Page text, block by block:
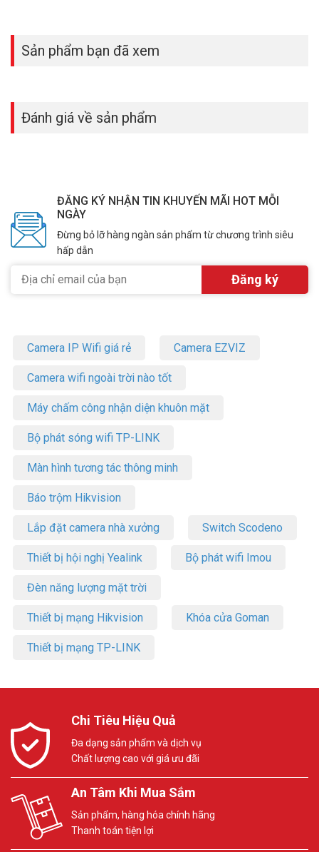
Sản phẩm bạn đã xem
Đánh giá về sản phẩm
ĐĂNG KÝ NHẬN TIN KHUYẾN MÃI HOT MỖI
NGÀY
Đừng bỏ lỡ hàng ngàn sản phẩm từ chương trình siêu
hấp dẫn
Camera IP Wifi giá rẻ Camera EZVIZ
Camera wifi ngoài trời nào tốt
Máy chấm công nhận diện khuôn mặt
Bộ phát sóng wifi TP-LINK
Màn hình tương tác thông minh
Báo trộm Hikvision
Lắp đặt camera nhà xưởng Switch Scodeno
Thiết bị hội nghị Yealink Bộ phát wifi Imou
Đèn năng lượng mặt trời
Thiết bị mạng Hikvision Khóa cửa Goman
Thiết bị mạng TP-LINK
Chi Tiêu Hiệu Quả
Đa dạng sản phẩm và dịch vụ
Chất lượng cao với giá ưu đãi
An Tâm Khi Mua Sắm
Sản phẩm, hàng hóa chính hãng
Thanh toán tiện lợi